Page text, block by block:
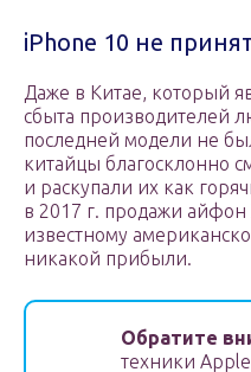
iPhone 10 не
Даже в Китае, который
сбыта производителей
последней модели не
китайцы благосклонно
и раскупали их как
в 2017 г. продажи
известному
никакой прибыли.
Обратите
техники